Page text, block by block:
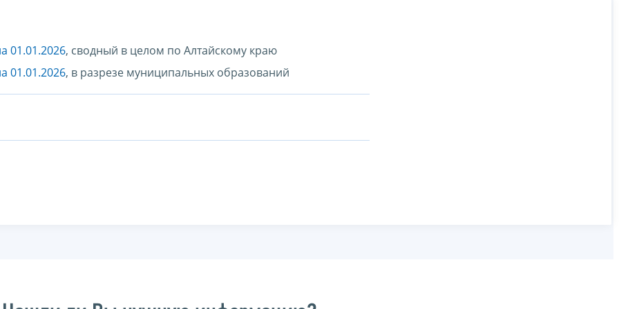
01.01.2026, сводный в целом по Алтайскому краю
01.01.2026, в разрезе муниципальных образований